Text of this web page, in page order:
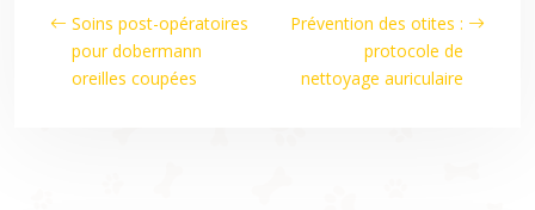
Soins post-opératoires
pour dobermann
oreilles coupées
Prévention des otites :
protocole de
nettoyage auriculaire